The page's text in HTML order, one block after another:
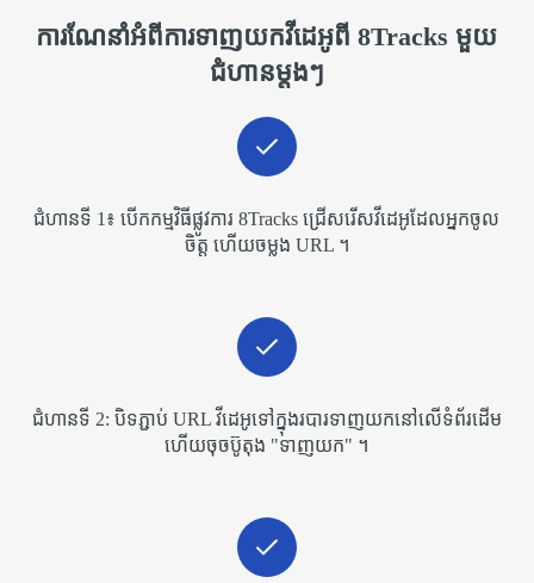
ការណែនាំអំពីការទាញយកវីដេអូពី 8Tracks មួយ
ជំហានម្តងៗ
ជំហានទី 1៖ បើកកម្មវិធីផ្លូវការ 8Tracks ជ្រើសរើសវីដេអូដែលអ្នកចូល
ចិត្ត ហើយចម្លង URL ។
ជំហានទី 2: បិទភ្ជាប់ URL វីដេអូទៅក្នុងរបារទាញយកនៅលើទំព័រដើម
ហើយចុចប៊ូតុង "ទាញយក" ។